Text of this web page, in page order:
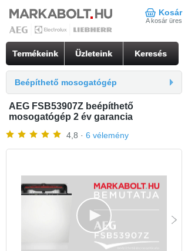
Kosár
A kosár üres
Termékeink Üzleteink Keresés
Beépíthető mosogatógép
AEG FSB53907Z beépíthető
mosogatógép 2 év garancia
4,8 · 6 vélemény